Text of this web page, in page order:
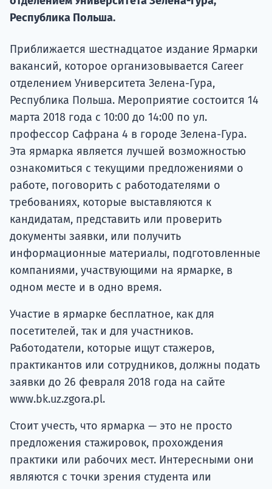
Республика Польша.
Приближается шестнадцатое издание Ярмарки
вакансий, которое организовывается Career
отделением Университета Зелена-Гура,
Республика Польша. Мероприятие состоится 14
марта 2018 года с 10:00 до 14:00 по ул.
профессор Сафрана 4 в городе Зелена-Гура.
Эта ярмарка является лучшей возможностью
ознакомиться с текущими предложениями о
работе, поговорить с работодателями о
требованиях, которые выставляются к
кандидатам, представить или проверить
документы заявки, или получить
информационные материалы, подготовленные
компаниями, участвующими на ярмарке, в
одном месте и в одно время.
Участие в ярмарке бесплатное, как для
посетителей, так и для участников.
Работодатели, которые ищут стажеров,
практикантов или сотрудников, должны подать
заявки до 26 февраля 2018 года на сайте
www.bk.uz.zgora.pl.
Стоит учесть, что ярмарка — это не просто
предложения стажировок, прохождения
практики или рабочих мест. Интересными они
являются с точки зрения студента или